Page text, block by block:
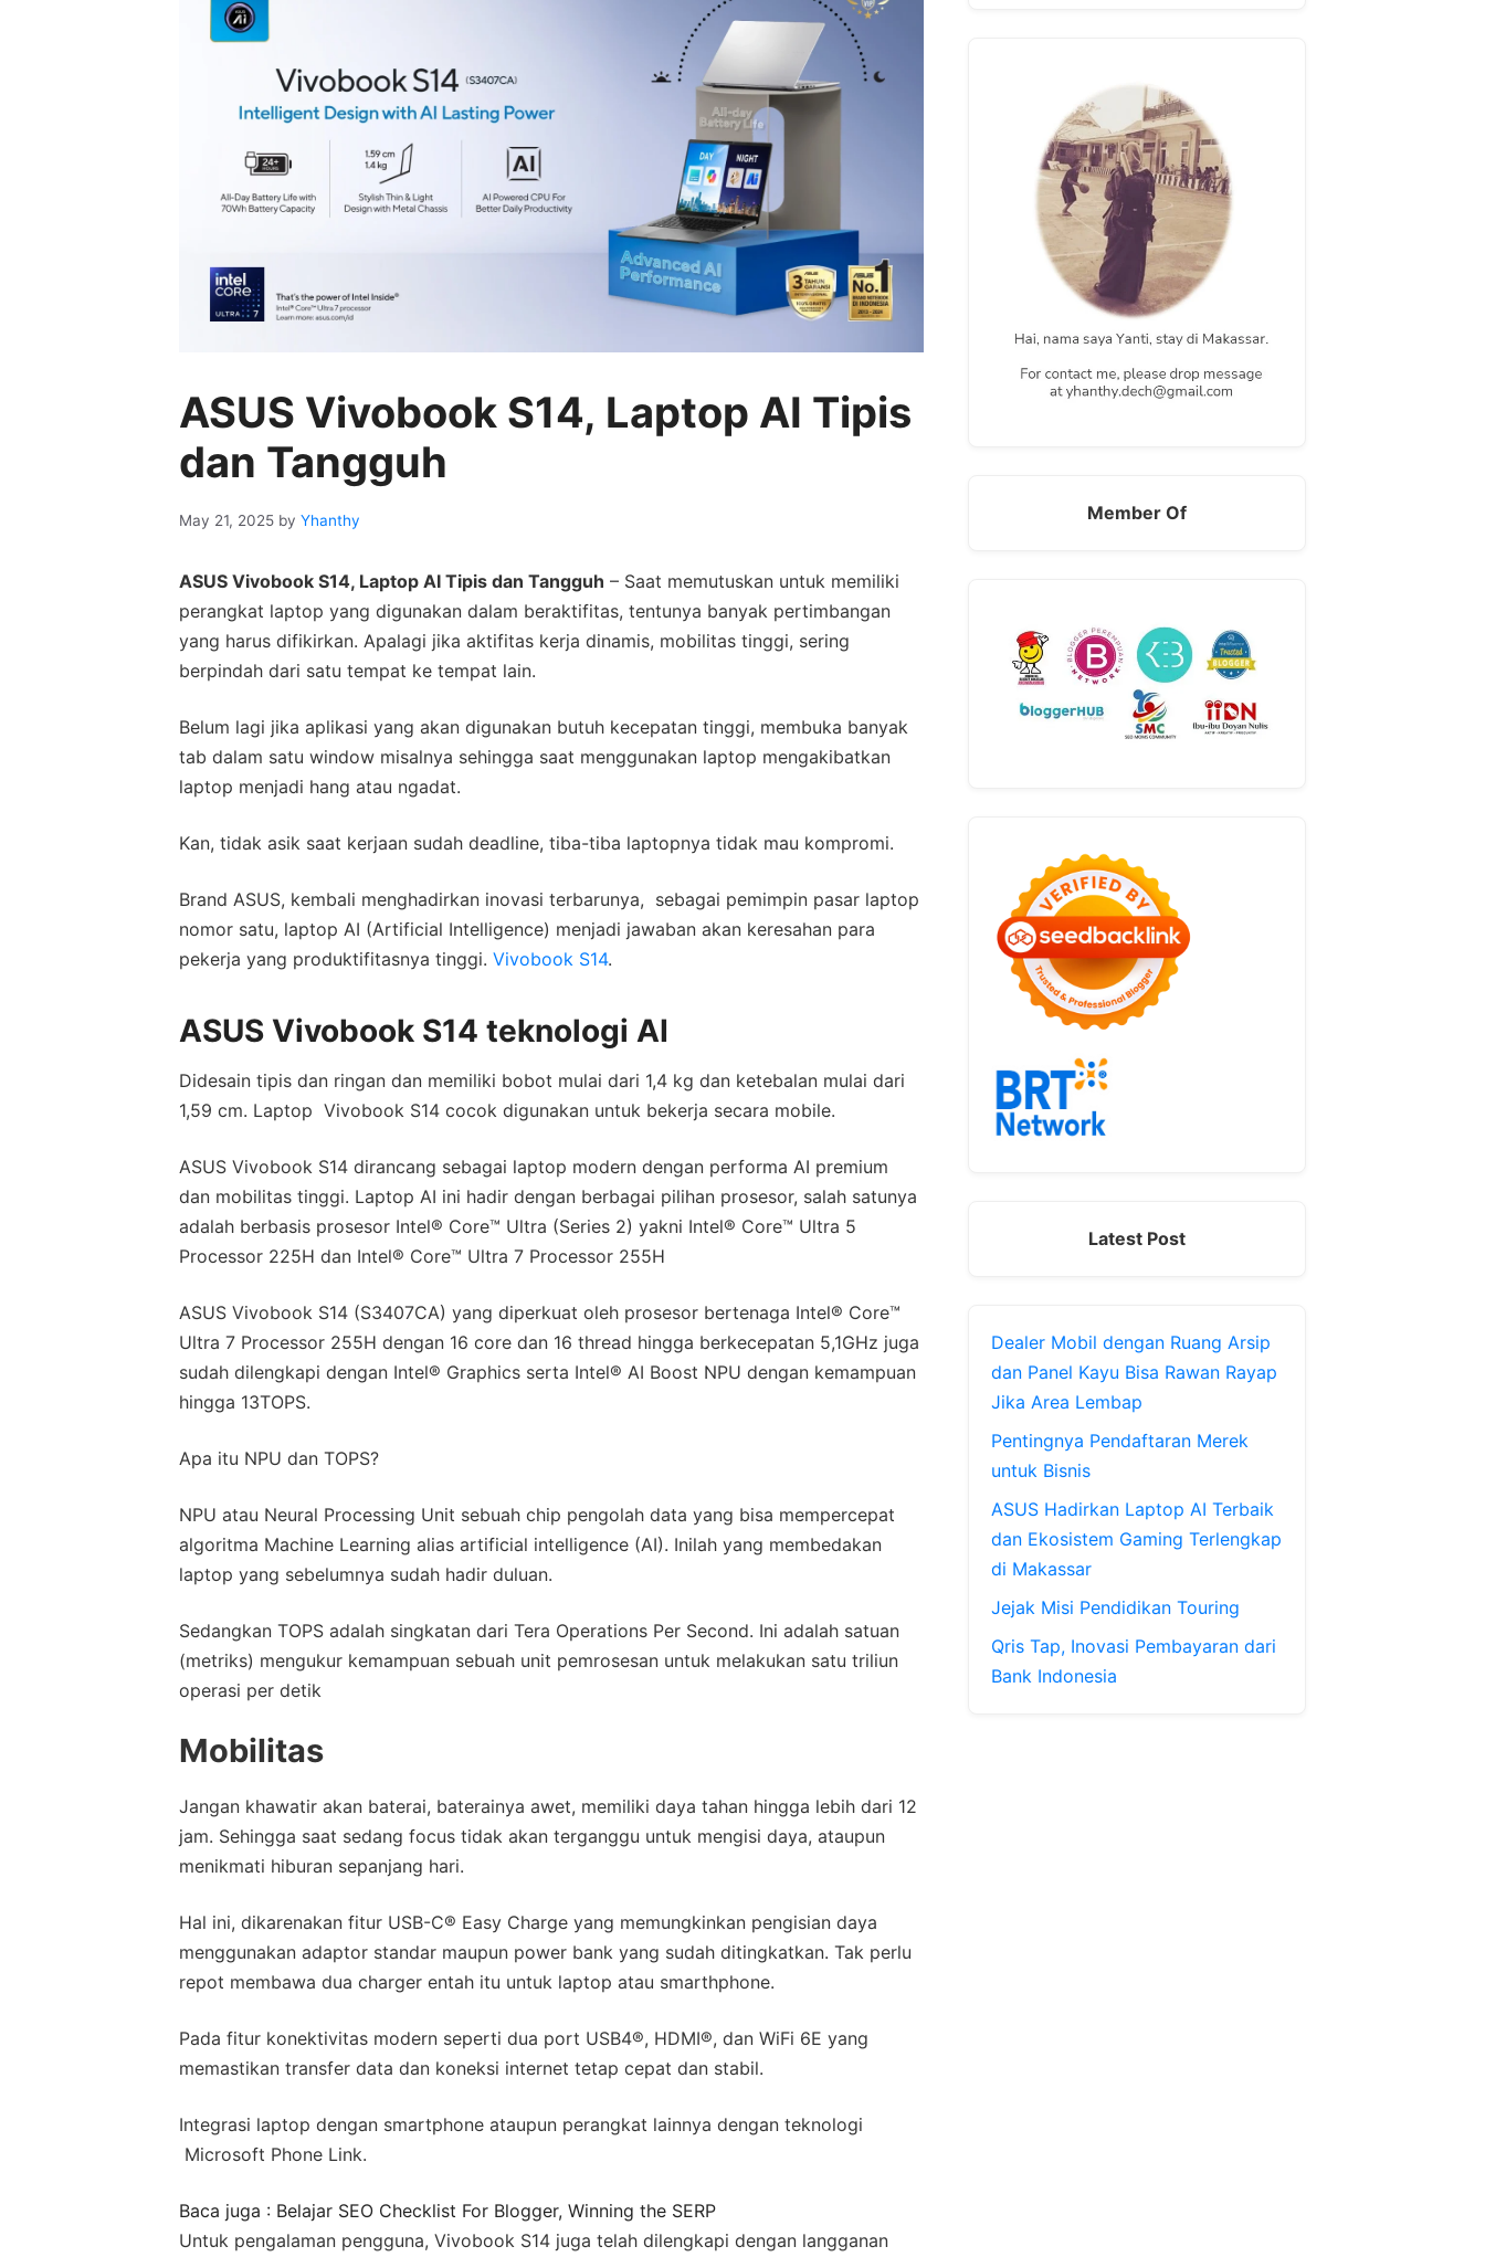
ASUS Vivobook S14, Laptop AI Tipis
dan Tangguh
May 21, 2025 by Yhanthy
ASUS Vivobook S14, Laptop AI Tipis dan Tangguh – Saat memutuskan untuk memiliki
perangkat laptop yang digunakan dalam beraktifitas, tentunya banyak pertimbangan
yang harus difikirkan. Apalagi jika aktifitas kerja dinamis, mobilitas tinggi, sering
berpindah dari satu tempat ke tempat lain.
Belum lagi jika aplikasi yang akan digunakan butuh kecepatan tinggi, membuka banyak
tab dalam satu window misalnya sehingga saat menggunakan laptop mengakibatkan
laptop menjadi hang atau ngadat.
Kan, tidak asik saat kerjaan sudah deadline, tiba-tiba laptopnya tidak mau kompromi.
Brand ASUS, kembali menghadirkan inovasi terbarunya, sebagai pemimpin pasar laptop
nomor satu, laptop AI (Artificial Intelligence) menjadi jawaban akan keresahan para
pekerja yang produktifitasnya tinggi. Vivobook S14.
ASUS Vivobook S14 teknologi AI
Didesain tipis dan ringan dan memiliki bobot mulai dari 1,4 kg dan ketebalan mulai dari
1,59 cm. Laptop Vivobook S14 cocok digunakan untuk bekerja secara mobile.
ASUS Vivobook S14 dirancang sebagai laptop modern dengan performa AI premium
dan mobilitas tinggi. Laptop AI ini hadir dengan berbagai pilihan prosesor, salah satunya
adalah berbasis prosesor Intel® Core™ Ultra (Series 2) yakni Intel® Core™ Ultra 5
Processor 225H dan Intel® Core™ Ultra 7 Processor 255H
ASUS Vivobook S14 (S3407CA) yang diperkuat oleh prosesor bertenaga Intel® Core™
Ultra 7 Processor 255H dengan 16 core dan 16 thread hingga berkecepatan 5,1GHz juga
sudah dilengkapi dengan Intel® Graphics serta Intel® AI Boost NPU dengan kemampuan
hingga 13TOPS.
Apa itu NPU dan TOPS?
NPU atau Neural Processing Unit sebuah chip pengolah data yang bisa mempercepat
algoritma Machine Learning alias artificial intelligence (AI). Inilah yang membedakan
laptop yang sebelumnya sudah hadir duluan.
Sedangkan TOPS adalah singkatan dari Tera Operations Per Second. Ini adalah satuan
(metriks) mengukur kemampuan sebuah unit pemrosesan untuk melakukan satu triliun
operasi per detik
Mobilitas
Jangan khawatir akan baterai, baterainya awet, memiliki daya tahan hingga lebih dari 12
jam. Sehingga saat sedang focus tidak akan terganggu untuk mengisi daya, ataupun
menikmati hiburan sepanjang hari.
Hal ini, dikarenakan fitur USB-C® Easy Charge yang memungkinkan pengisian daya
menggunakan adaptor standar maupun power bank yang sudah ditingkatkan. Tak perlu
repot membawa dua charger entah itu untuk laptop atau smarthphone.
Pada fitur konektivitas modern seperti dua port USB4®, HDMI®, dan WiFi 6E yang
memastikan transfer data dan koneksi internet tetap cepat dan stabil.
Integrasi laptop dengan smartphone ataupun perangkat lainnya dengan teknologi
Microsoft Phone Link.
Baca juga : Belajar SEO Checklist For Blogger, Winning the SERP
Untuk pengalaman pengguna, Vivobook S14 juga telah dilengkapi dengan langganan
Member Of
Latest Post
Dealer Mobil dengan Ruang Arsip
dan Panel Kayu Bisa Rawan Rayap
Jika Area Lembap
Pentingnya Pendaftaran Merek
untuk Bisnis
ASUS Hadirkan Laptop AI Terbaik
dan Ekosistem Gaming Terlengkap
di Makassar
Jejak Misi Pendidikan Touring
Qris Tap, Inovasi Pembayaran dari
Bank Indonesia